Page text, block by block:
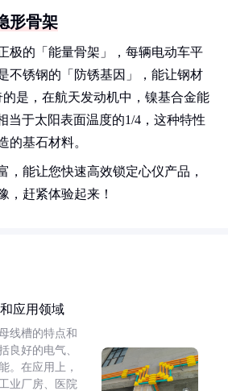
形骨架
极的「能量骨架」，每辆电动车平
不锈钢的「防锈基因」，能让钢材
是，在航天发动机中，镍基合金能
于太阳表面温度的1/4，这种特性
的基石材料。
，能让您快速高效锁定心仪产品，
，赶紧体验起来！
应用领域
线槽的特点和
良好的电气、
。在应用上，
业厂房、医院